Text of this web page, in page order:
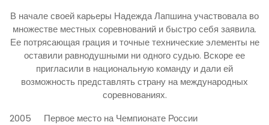
В начале своей карьеры Надежда Лапшина участвовала во
множестве местных соревнований и быстро себя заявила.
Ее потрясающая грация и точные технические элементы не
оставили равнодушными ни одного судью. Вскоре ее
пригласили в национальную команду и дали ей
возможность представлять страну на международных
соревнованиях.
2005
Первое место на Чемпионате России